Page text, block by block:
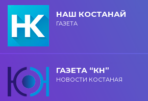
НАШ КОСТАНАЙ
ГАЗЕТА
ГАЗЕТА “КН”
НОВОСТИ КОСТАНАЯ